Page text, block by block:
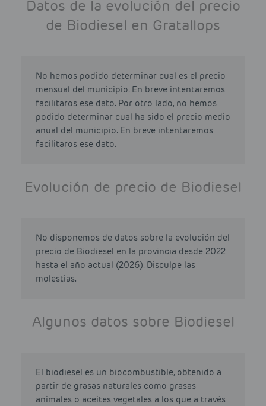
Datos de la evolución del precio
de Biodiesel en Gratallops
No hemos podido determinar cual es el precio
mensual del municipio. En breve intentaremos
facilitaros ese dato. Por otro lado, no hemos
podido determinar cual ha sido el precio medio
anual del municipio. En breve intentaremos
facilitaros ese dato.
Evolución de precio de Biodiesel
No disponemos de datos sobre la evolución del
precio de Biodiesel en la provincia desde 2022
hasta el año actual (2026). Disculpe las
molestias.
Algunos datos sobre Biodiesel
El biodiesel es un biocombustible, obtenido a
partir de grasas naturales como grasas
animales o aceites vegetales a los que a través